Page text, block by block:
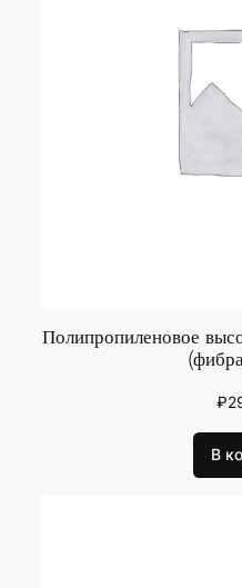
Полипропиленовое
₽
В